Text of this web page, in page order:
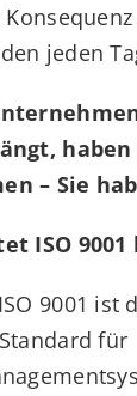
jeden
– Sie
ISO
9001 ist
für